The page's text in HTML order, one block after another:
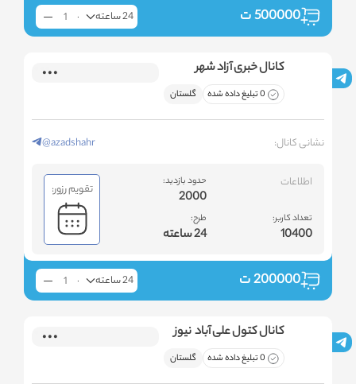
500000ت 24 ساعته
کانال خبری آزاد شهر
0 تبلیغ داده شده گلستان
نشانی کانال: @azadshahr
اطلاعات
تعداد کاربر:
10400
حدود بازدید:
2000
طرح:
24 ساعته
تقویم رزور:
200000ت 24 ساعته
کانال کتول علی آباد نیوز
0 تبلیغ داده شده گلستان